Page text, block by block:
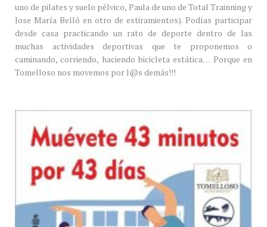
uno de pilates y suelo pélvico, Paula de uno de Total Trainning y
Jose María Belló en otro de estiramientos). Podías participar
desde casa practicando un rato de deporte dentro de las
muchas actividades deportivas que te proponemos o
caminando, corriendo, haciendo bicicleta estática… Porque en
Tomelloso nos movemos por l@s demás!!!